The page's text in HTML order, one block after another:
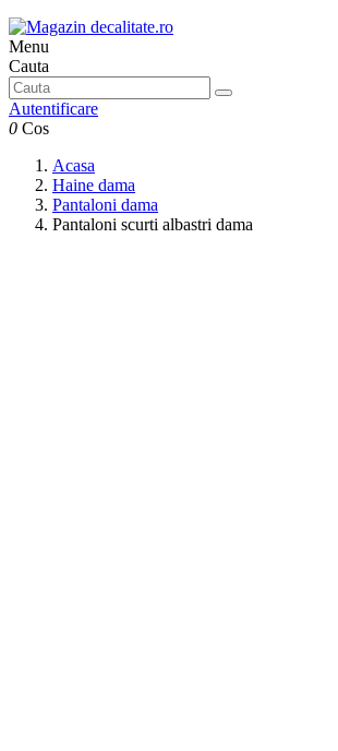
Menu
Cauta
Autentificare
0 Cos
Acasa
Haine dama
Pantaloni dama
Pantaloni scurti albastri dama